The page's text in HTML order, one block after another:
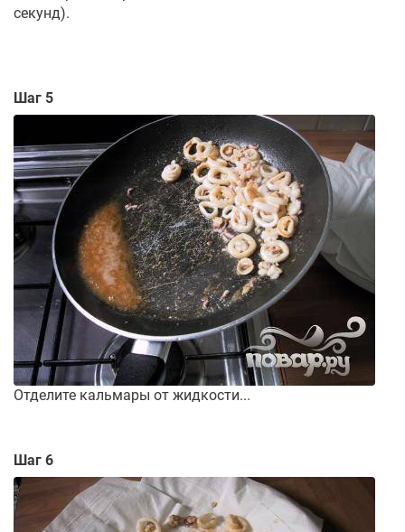
секунд).
Шаг 5
Отделите кальмары от жидкости...
Шаг 6